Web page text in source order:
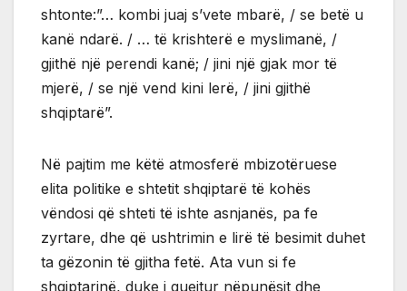
shtonte:”… kombi juaj s’vete mbarë, / se betë u
kanë ndarë. / … të krishterë e myslimanë, /
gjithë një perendi kanë; / jini një gjak mor të
mjerë, / se një vend kini lerë, / jini gjithë
shqiptarë”.
Në pajtim me këtë atmosferë mbizotëruese
elita politike e shtetit shqiptarë të kohës
vëndosi që shteti të ishte asnjanës, pa fe
zyrtare, dhe që ushtrimin e lirë të besimit duhet
ta gëzonin të gjitha fetë. Ata vun si fe
shqiptarinë, duke i quejtur nëpunësit dhe